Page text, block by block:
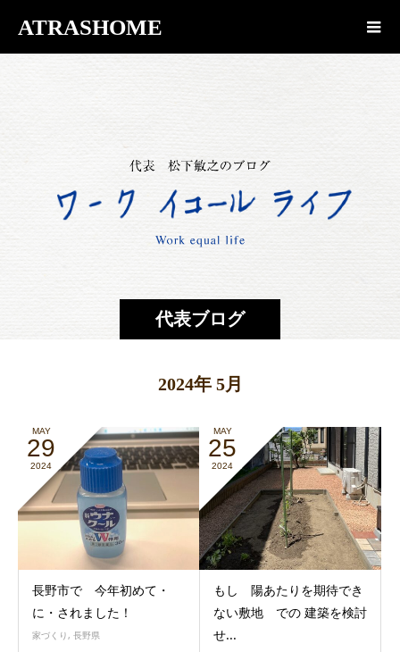
ATRASHOME
代表ブログ
2024年 5月
MAY
29
2024
長野市で 今年初めて・
に・されました！
家づくり , 長野県
MAY
25
2024
もし 陽あたりを期待でき
ない敷地 での 建築を検討
せ...